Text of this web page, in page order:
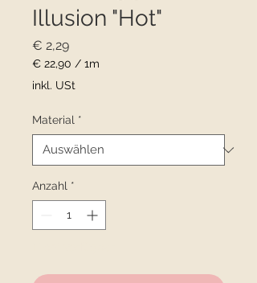
Illusion "Hot"
€ 2,29Preis
€ 22,90 / 1m
€ 22,90
Meter
inkl. USt
Material *
Anzahl *